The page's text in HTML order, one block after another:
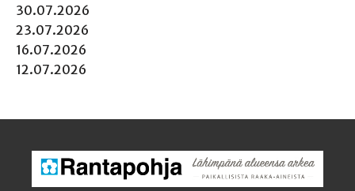
30.07.2026
23.07.2026
16.07.2026
12.07.2026